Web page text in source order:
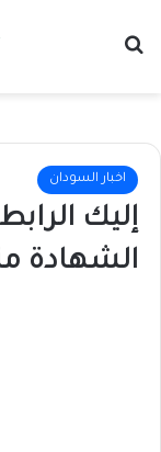
اخبار السودان
إليك
الشهادة